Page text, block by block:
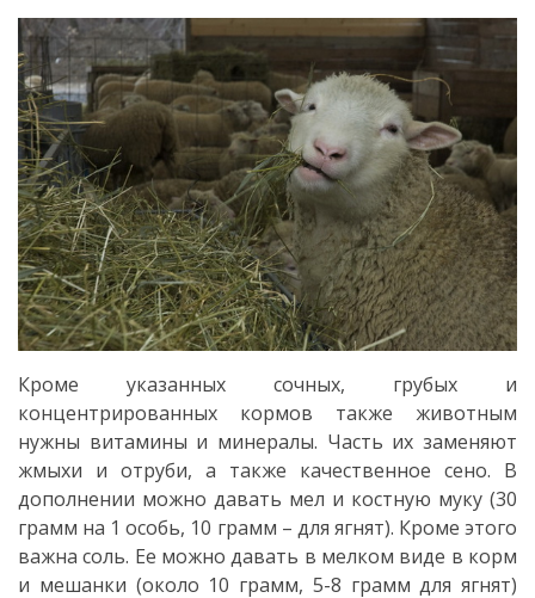
Кроме указанных сочных, грубых и
концентрированных кормов также животным
нужны витамины и минералы. Часть их заменяют
жмыхи и отруби, а также качественное сено. В
дополнении можно давать мел и костную муку (30
грамм на 1 особь, 10 грамм – для ягнят). Кроме этого
важна соль. Ее можно давать в мелком виде в корм
и мешанки (около 10 грамм, 5-8 грамм для ягнят)